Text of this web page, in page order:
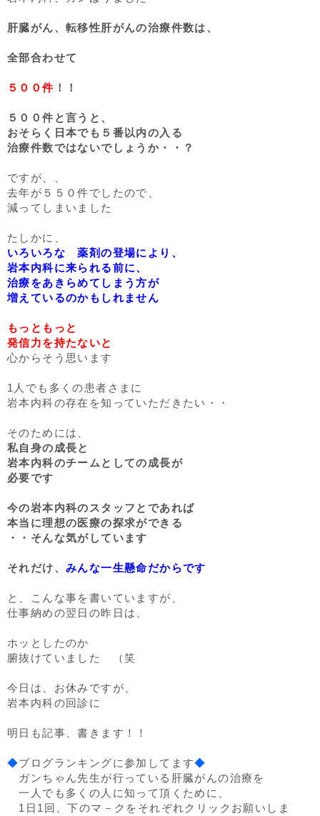
肝臓がん、転移性肝がんの治療件数は、
全部合わせて
５００件 ！！
５００件と言うと、
おそらく日本でも５番以内の入る
治療件数ではないでしょうか・・？
ですが、、
去年が５５０件でしたので、
減ってしまいました
たしかに、
いろいろな 薬剤の登場により、
岩本内科に来られる前に、
治療をあきらめてしまう方が
増えているのかもしれません
もっともっと
発信力を持たないと
心からそう思います
1人でも多くの患者さまに
岩本内科の存在を知っていただきたい・・
そのためには、
私自身の成長と
岩本内科のチームとしての成長が
必要です
今の岩本内科のスタッフとであれば
本当に理想の医療の探求ができる
・・そんな気がしています
それだけ、 みんな一生懸命だからです
と、こんな事を書いていますが、
仕事納めの翌日の昨日は、
ホッとしたのか
腑抜けていました （笑
今日は、お休みですが、
岩本内科の回診に
明日も記事、書きます！！
◆ブログランキングに参加してます◆
ガンちゃん先生が行っている肝臓がんの治療を
一人でも多くの人に知って頂くために、
1日1回、下のマ－クをそれぞれクリックお願いしま